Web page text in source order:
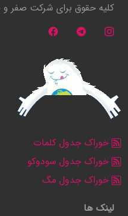
کلیه حقوق برای شرکت صفر
خوراک جدول کلمات
خوراک جدول سودوکو
خوراک جدول مگ
لینک ها